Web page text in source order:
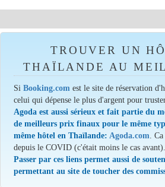
TROUVER UN
THAÏLANDE AU
SiBooking.com est le site de réservation
celui qui dépense le plus d'argent pour
Agoda est aussi sérieux et fait partie du
de meilleurs prix finaux pour le même
même hôtel en Thaïlande:Agoda.com.
depuis le COVID (c'était moins le cas avant).
Passer par ces liens permet aussi de
permettant au site de toucher des